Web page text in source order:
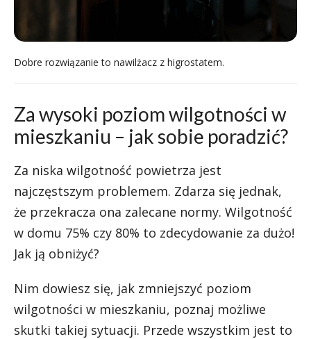
Dobre rozwiązanie to nawilżacz z higrostatem.
Za wysoki poziom wilgotności w
mieszkaniu – jak sobie poradzić?
Za niska wilgotność powietrza jest
najczęstszym problemem. Zdarza się jednak,
że przekracza ona zalecane normy. Wilgotność
w domu 75% czy 80% to zdecydowanie za dużo!
Jak ją obniżyć?
Nim dowiesz się, jak zmniejszyć poziom
wilgotności w mieszkaniu, poznaj możliwe
skutki takiej sytuacji. Przede wszystkim jest to